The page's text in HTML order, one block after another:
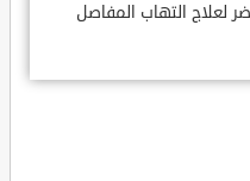
لعلاج التهاب المفاصل